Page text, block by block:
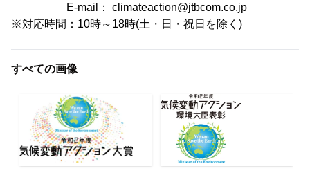
E-mail： climateaction@jtbcom.co.jp
※対応時間：10時～18時(土・日・祝日を除く)
すべての画像